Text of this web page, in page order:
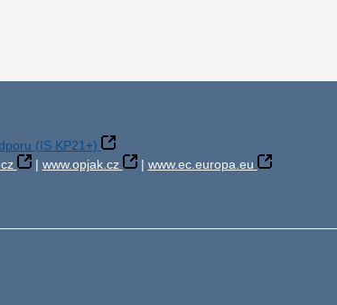
(IS KP21+)
| www.opjak.cz | www.ec.europa.eu